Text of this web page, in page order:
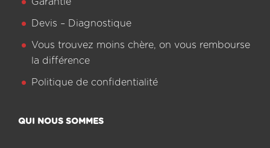
Devis – Diagnostique
Vous trouvez moins chère, on vous rembourse
la différence
Politique de confidentialité
QUI NOUS SOMMES